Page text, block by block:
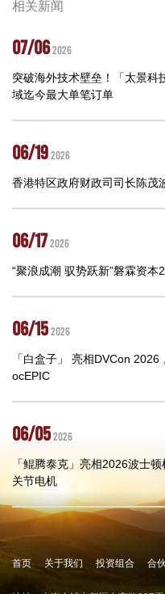
相关新闻
07/062026
突破海外技术壁垒！「太景科
域迄今最大单笔订单
06/192026
香港特区政府财政司司长陈茂
06/172026
“聚浪成潮 驭势跃新”磐霖资
06/152026
「白盒子」 亮相DVCon
ocEPIC
06/052026
「鲲腾泰克」亮相2026波士
关节电机
首页 关于我们 投资组合 合